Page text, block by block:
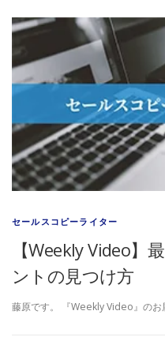
セールスコピーライター
【Weekly Video】
ントの見つけ方
藤原です。 『Weekly Video』のお